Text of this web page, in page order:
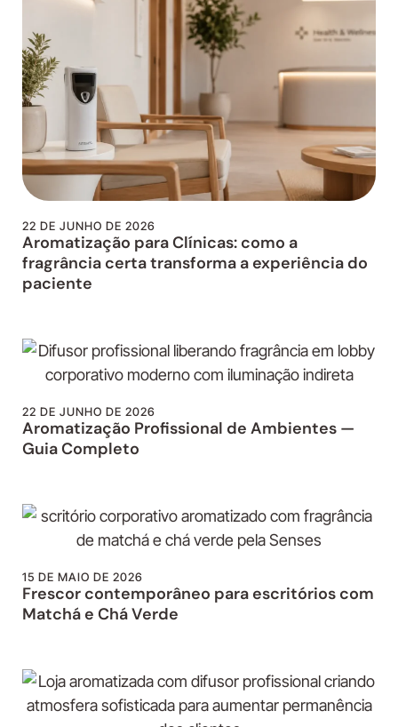
22 DE JUNHO DE 2026
Aromatização para Clínicas: como a
fragrância certa transforma a experiência do
paciente
22 DE JUNHO DE 2026
Aromatização Profissional de Ambientes —
Guia Completo
15 DE MAIO DE 2026
Frescor contemporâneo para escritórios com
Matchá e Chá Verde